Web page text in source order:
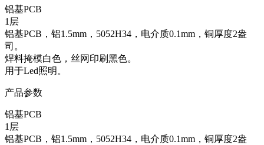
铝基PCB
1层
铝基PCB，铝1.5mm，5052H34，电介质0.1mm，铜厚度2盎
司。
焊料掩模白色，丝网印刷黑色。
用于Led照明。
产品参数
铝基PCB
1层
铝基PCB，铝1.5mm，5052H34，电介质0.1mm，铜厚度2盎